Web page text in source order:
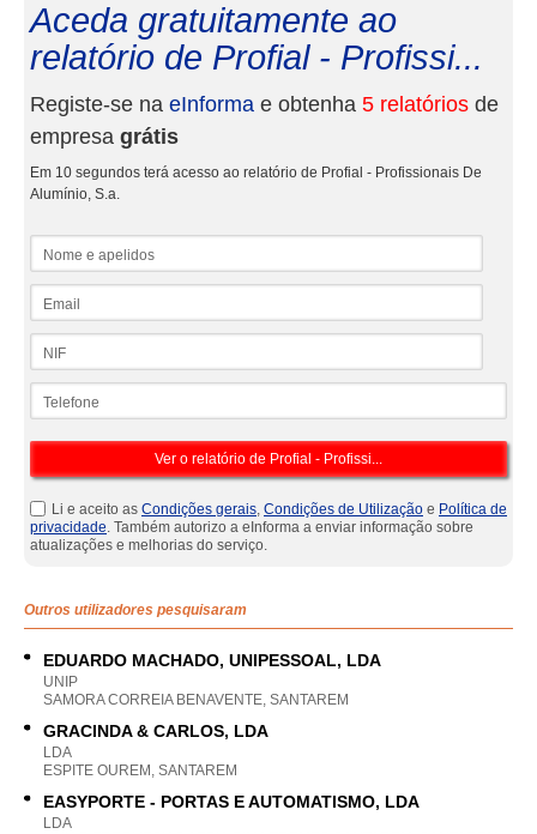
Aceda gratuitamente ao
relatório de Profial - Profissi...
Registe-se na eInforma e obtenha 5 relatórios de
empresa grátis
Em 10 segundos terá acesso ao relatório de Profial - Profissionais De
Alumínio, S.a.
Li e aceito as Condições gerais, Condições de Utilização e Política de
privacidade. Também autorizo a eInforma a enviar informação sobre
atualizações e melhorias do serviço.
Outros utilizadores pesquisaram
EDUARDO MACHADO, UNIPESSOAL, LDA
UNIP
SAMORA CORREIA BENAVENTE, SANTAREM
GRACINDA & CARLOS, LDA
LDA
ESPITE OUREM, SANTAREM
EASYPORTE - PORTAS E AUTOMATISMO, LDA
LDA